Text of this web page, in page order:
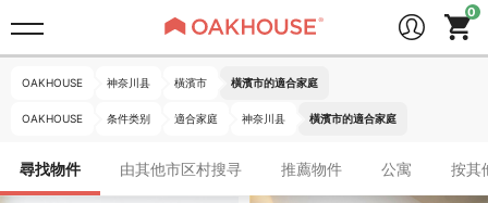
OAKHOUSE 神奈川县 橫濱市 橫濱市的適合家庭
OAKHOUSE 条件类别 適合家庭 神奈川县 橫濱市的適合家庭
尋找物件 由其他市区村搜寻 推薦物件 公寓 按其